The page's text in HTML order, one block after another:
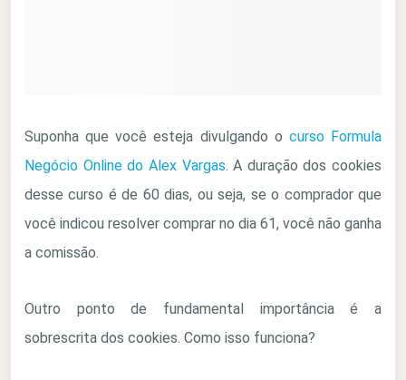
Suponha que você esteja divulgando o curso Formula
Negócio Online do Alex Vargas. A duração dos cookies
desse curso é de 60 dias, ou seja, se o comprador que
você indicou resolver comprar no dia 61, você não ganha
a comissão.
Outro ponto de fundamental importância é a
sobrescrita dos cookies. Como isso funciona?